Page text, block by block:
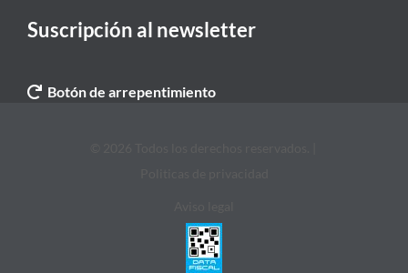
Suscripción al newsletter
Botón de arrepentimiento